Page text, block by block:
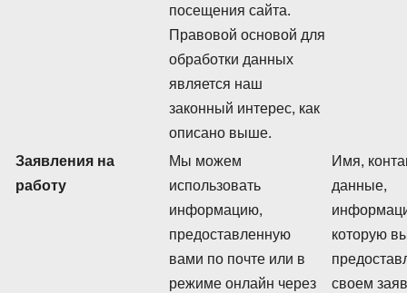
посещения сайта.
Правовой основой для
обработки данных
является наш
законный интерес, как
описано выше.
Заявления на
работу
Мы можем
использовать
информацию,
предоставленную
вами по почте или в
режиме онлайн через
Имя,
данные,
которую
своем